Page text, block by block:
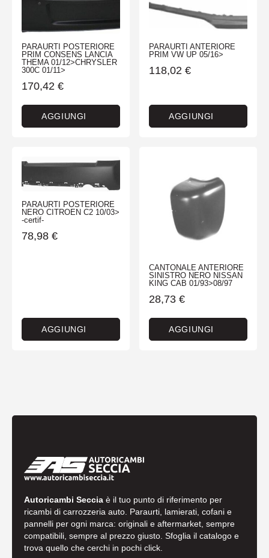
PARAURTI POSTERIORE
PRIM CONSENS LANCIA
THEMA 01/12>CHRYSLER
300C 01/11>
170,42 €
AGGIUNGI
PARAURTI ANTERIORE
PRIM VW UP 05/16>
118,02 €
AGGIUNGI
PARAURTI POSTERIORE
NERO CITROEN C2 10/03>
-certif-
78,98 €
AGGIUNGI
CANTONALE ANTERIORE
SINISTRO NERO NISSAN
KING CAB 01/93>08/97
28,73 €
AGGIUNGI
Autoricambi Seccia è il tuo punto di riferimento per
ricambi di carrozzeria auto. Paraurti, lamierati, cofani e
pannelli per ogni marca: originali e aftermarket, sempre
compatibili, sempre al prezzo giusto. Sfoglia il catalogo e
trova quello che cerchi in pochi click.